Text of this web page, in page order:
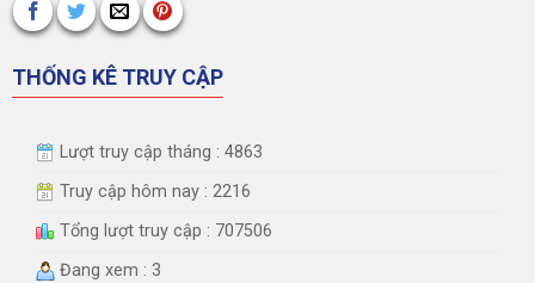
THỐNG KÊ TRUY CẬP
Lượt truy cập tháng : 4863
Truy cập hôm nay : 2216
Tổng lượt truy cập : 707506
Đang xem : 3